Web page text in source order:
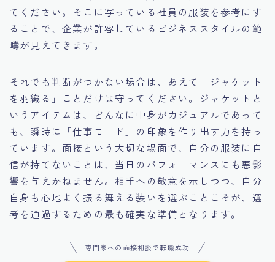
てください。そこに写っている社員の服装を参考にす
ることで、企業が許容しているビジネススタイルの範
疇が見えてきます。
それでも判断がつかない場合は、あえて「ジャケット
を羽織る」ことだけは守ってください。ジャケットと
いうアイテムは、どんなに中身がカジュアルであって
も、瞬時に「仕事モード」の印象を作り出す力を持っ
ています。面接という大切な場面で、自分の服装に自
信が持てないことは、当日のパフォーマンスにも悪影
響を与えかねません。相手への敬意を示しつつ、自分
自身も心地よく振る舞える装いを選ぶことこそが、選
考を通過するための最も確実な準備となります。
専門家への面接相談で転職成功